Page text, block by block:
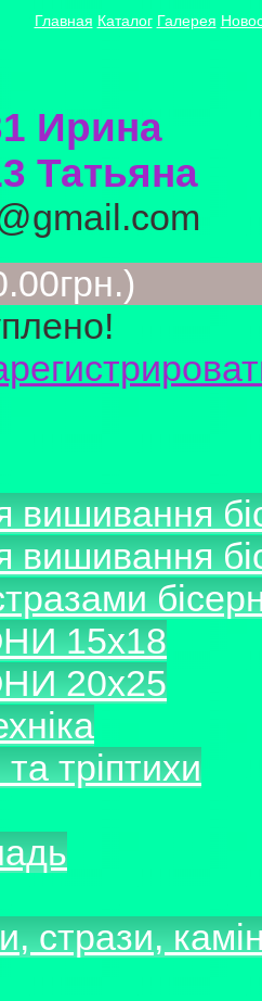
Главная Каталог Галерея
Ирина
Татьяна
вишивання
вишивання
15х18
20х25
тріптихи
стрази,